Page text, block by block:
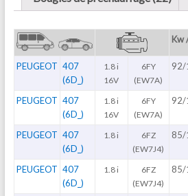
Kw
PEUGEOT 407
(6D_)
1.8 i
16V
6FY
(EW7A)
92/
PEUGEOT 407
(6D_)
1.8 i
16V
6FY
(EW7A)
92/
PEUGEOT 407
(6D_)
1.8 i
6FZ
(EW7J4)
85/
PEUGEOT 407
(6D_)
1.8 i
6FZ
(EW7J4)
85/